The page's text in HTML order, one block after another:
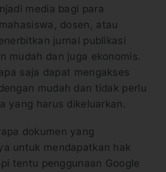
media bagi para
dosen, atau
jurnal publikasi
mudah dan juga ekonomis.
saja dapat mengakses
mudah dan tidak perlu
yang harus dikeluarkan.
dokumen yang
untuk mendapatkan hak
tentu penggunaan Google